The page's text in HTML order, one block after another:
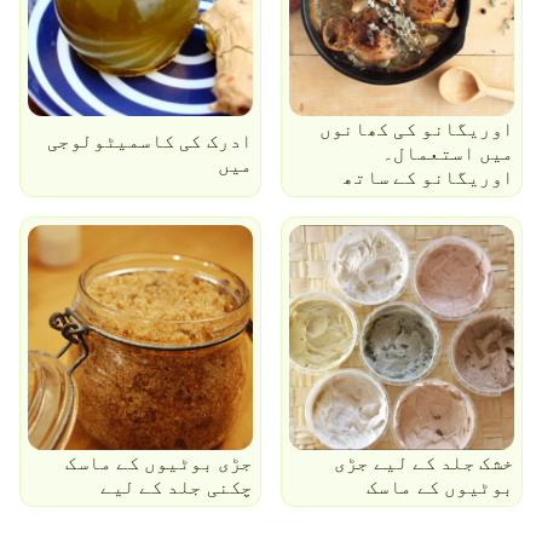
اوریگانو کی کھانوں
میں استعمال۔
اوریگانو کے ساتھ
تراکیب۔ حصہ 1
ادرک کی کاسمیٹولوجی
میں
خشک جلد کے لیے جڑی
بوٹیوں کے ماسک
جڑی بوٹیوں کے ماسک
چکنی جلد کے لیے